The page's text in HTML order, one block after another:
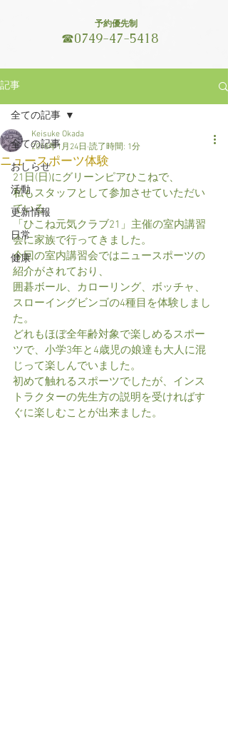
予約優先制
☎0749-47-5418
記事
全ての記事
おしらせ
活動
更新情報
日常
健康
全ての記事
ニュースポーツ体験
Keisuke Okada
2018年1月24日 読了時間: 1分
21日(日)にグリーンピアひこねで、
私もスタッフとして参加させていただい
ている
「ひこね元気クラブ21」主催の室内講習
会に家族で行ってきました。
今回の室内講習会ではニュースポーツの
紹介がされており、
囲碁ボール、カローリング、ボッチャ、
スローイングビンゴの4種目を体験しまし
た。
どれもほぼ全年齢対象で楽しめるスポー
ツで、小学3年と4歳児の娘達も大人に混
じって楽しんでいました。
初めて触れるスポーツでしたが、インス
トラクターの先生方の説明を受ければす
ぐに楽しむことが出来ました。